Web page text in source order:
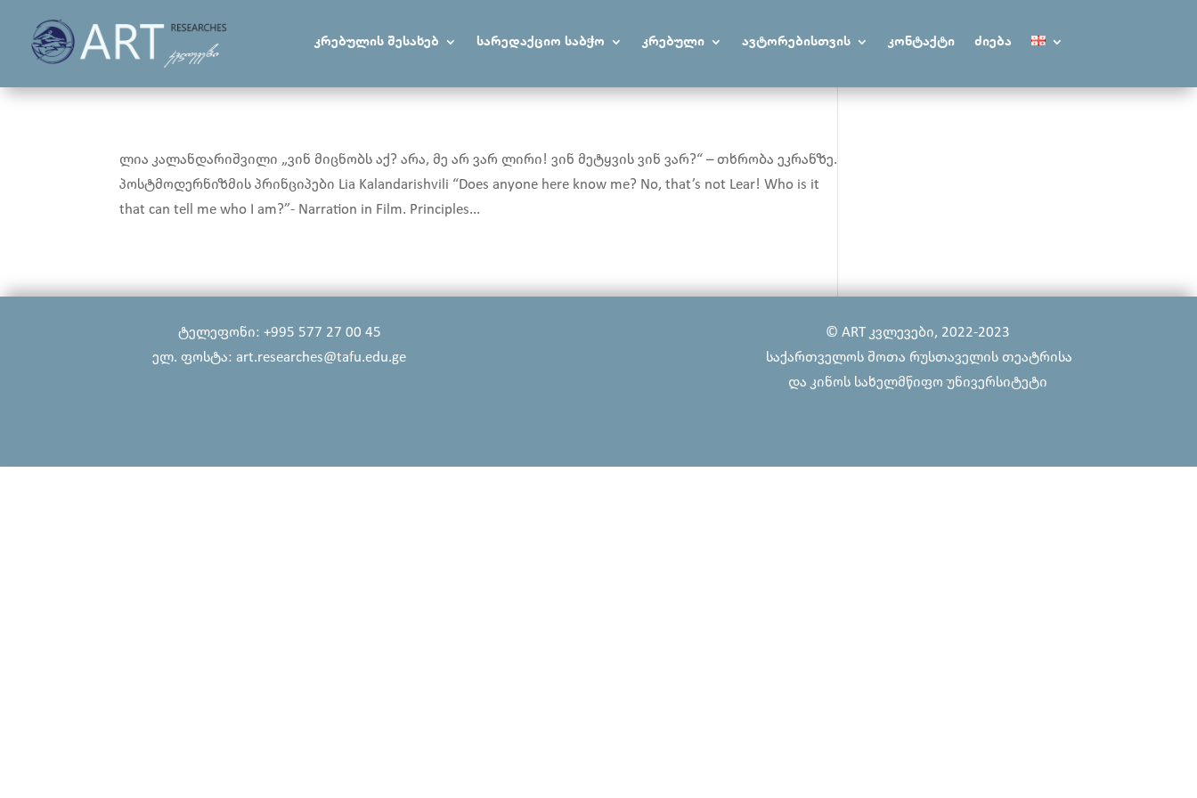
კრებულის შესახებ სარედაქციო საბჭო კრებული ავტორებისთვის კონტაქტი ძიება
ლია კალანდარიშვილი „ვინ მიცნობს აქ? არა, მე არ ვარ ლირი! ვინ მეტყვის ვინ ვარ?“ – თხრობა ეკრანზე.
პოსტმოდერნიზმის პრინციპები Lia Kalandarishvili “Does anyone here know me? No, that’s not Lear! Who is it
that can tell me who I am?”- Narration in Film. Principles...
ტელეფონი: +995 577 27 00 45
ელ. ფოსტა: art.researches@tafu.edu.ge
© ART კვლევები, 2022-2023
საქართველოს შოთა რუსთაველის თეატრისა
და კინოს სახელმწიფო უნივერსიტეტი